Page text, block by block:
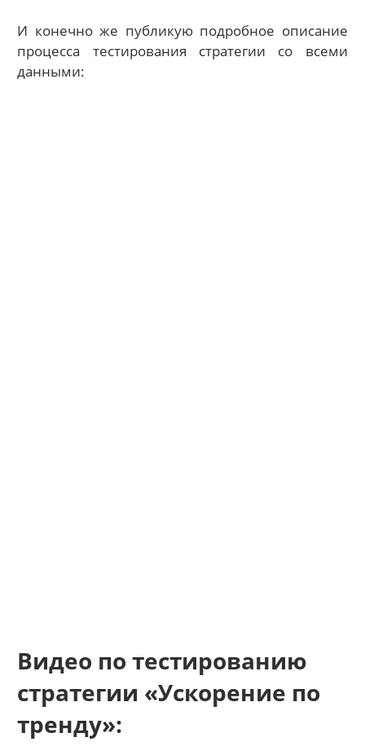
И конечно же публикую подробное описание
процесса тестирования стратегии со всеми
данными:
Видео по тестированию
стратегии «Ускорение по
тренду»: